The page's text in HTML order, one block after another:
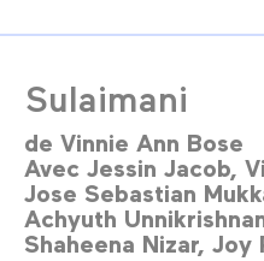
Sulaimani
de Vinnie Ann Bose
Avec Jessin Jacob
Jose Sebastian
Achyuth
Shaheena Nizar Joy